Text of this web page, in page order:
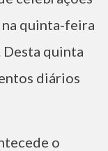
na quinta-feira
Desta quinta
diários
o